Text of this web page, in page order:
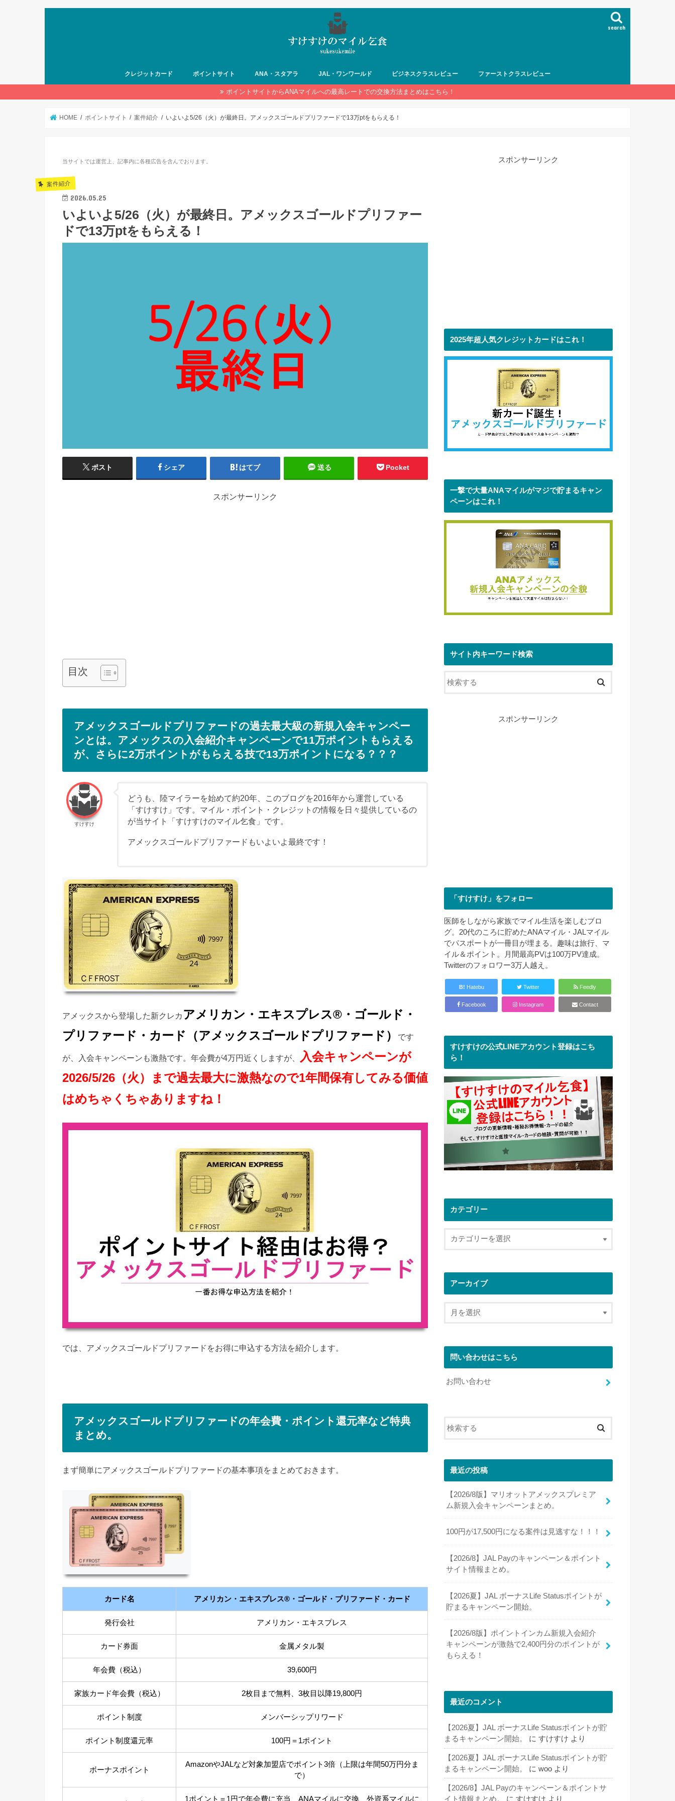
search
クレジットカード ポイントサイト ANA・スタアラ JAL・ワンワールド ビジネスクラスレビュー ファーストクラスレビュー
ポイントサイトからANAマイルへの最高レートでの交換方法まとめはこちら！
HOME ポイントサイト 案件紹介 いよいよ5/26（火）が最終日。アメックスゴールドプリファードで13万ptをもらえる！
当サイトでは運営上、記事内に各種広告を含んでおります。
案件紹介
2026.05.25
いよいよ5/26（火）が最終日。アメックスゴールドプリファー
ドで13万ptをもらえる！
ポスト シェア はてブ 送る Pocket
スポンサーリンク
目次
アメックスゴールドプリファードの過去最大級の新規入会キャンペー
ンとは。アメックスの入会紹介キャンペーンで11万ポイントもらえる
が、さらに2万ポイントがもらえる技で13万ポイントになる？？？
すけすけ
どうも、陸マイラーを始めて約20年、このブログを2016年から運営している
「すけすけ」です。マイル・ポイント・クレジットの情報を日々提供しているの
が当サイト「すけすけのマイル乞食」です。
アメックスゴールドプリファードもいよいよ最終です！
アメックスから登場した新クレカ アメリカン・エキスプレス®・ゴールド・
プリファード・カード（アメックスゴールドプリファード）
です
が、入会キャンペーンも激熱です。年会費が4万円近くしますが、
入会キャンペーンが
2026/5/26（火）まで過去最大に激熱なので1年間保有してみる価値
はめちゃくちゃありますね！
では、アメックスゴールドプリファードをお得に申込する方法を紹介します。
アメックスゴールドプリファードの年会費・ポイント還元率など特典
まとめ。
まず簡単にアメックスゴールドプリファードの基本事項をまとめておきます。
カード名 アメリカン・エキスプレス®・ゴールド・プリファード・カード
発行会社 アメリカン・エキスプレス
カード券面 金属メタル製
年会費（税込） 39,600円
家族カード年会費（税込） 2枚目まで無料、3枚目以降19,800円
ポイント制度 メンバーシップリワード
ポイント制度還元率 100円＝1ポイント
ボーナスポイント
AmazonやJALなど対象加盟店でポイント3倍（上限は年間50万円分ま
で）
1ポイント＝1円で年会費に充当、ANAマイルに交換、外資系マイルに
スポンサーリンク
2025年超人気クレジットカードはこれ！
一撃で大量ANAマイルがマジで貯まるキャン
ペーンはこれ！
サイト内キーワード検索
スポンサーリンク
「すけすけ」をフォロー
医師をしながら家族でマイル生活を楽しむブロ
グ。20代のころに貯めたANAマイル・JALマイル
でパスポートが一冊目が埋まる。趣味は旅行、マ
イル＆ポイント。月間最高PVは100万PV達成。
Twitterのフォロワー3万人越え。
B! Hatebu Twitter Feedly
Facebook Instagram Contact
すけすけの公式LINEアカウント登録はこち
ら！
カテゴリー
アーカイブ
問い合わせはこちら
お問い合わせ
最近の投稿
【2026/8版】マリオットアメックスプレミア
ム新規入会キャンペーンまとめ。
100円が17,500円になる案件は見逃すな！！！
【2026/8】JAL Payのキャンペーン＆ポイント
サイト情報まとめ。
【2026夏】JAL ボーナスLife Statusポイントが
貯まるキャンペーン開始。
【2026/8版】ポイントインカム新規入会紹介
キャンペーンが激熱で2,400円分のポイントが
もらえる！
最近のコメント
【2026夏】JAL ボーナスLife Statusポイントが貯
まるキャンペーン開始。
に すけすけ より
【2026夏】JAL ボーナスLife Statusポイントが貯
まるキャンペーン開始。
に woo より
【2026/8】JAL Payのキャンペーン＆ポイントサ
イト情報まとめ。
に すけすけ より